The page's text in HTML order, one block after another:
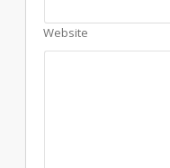
Website